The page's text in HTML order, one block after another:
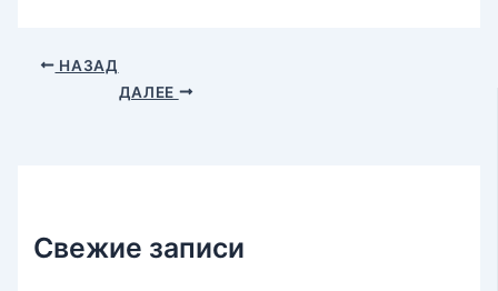
НАЗАД
ДАЛЕЕ
Свежие записи